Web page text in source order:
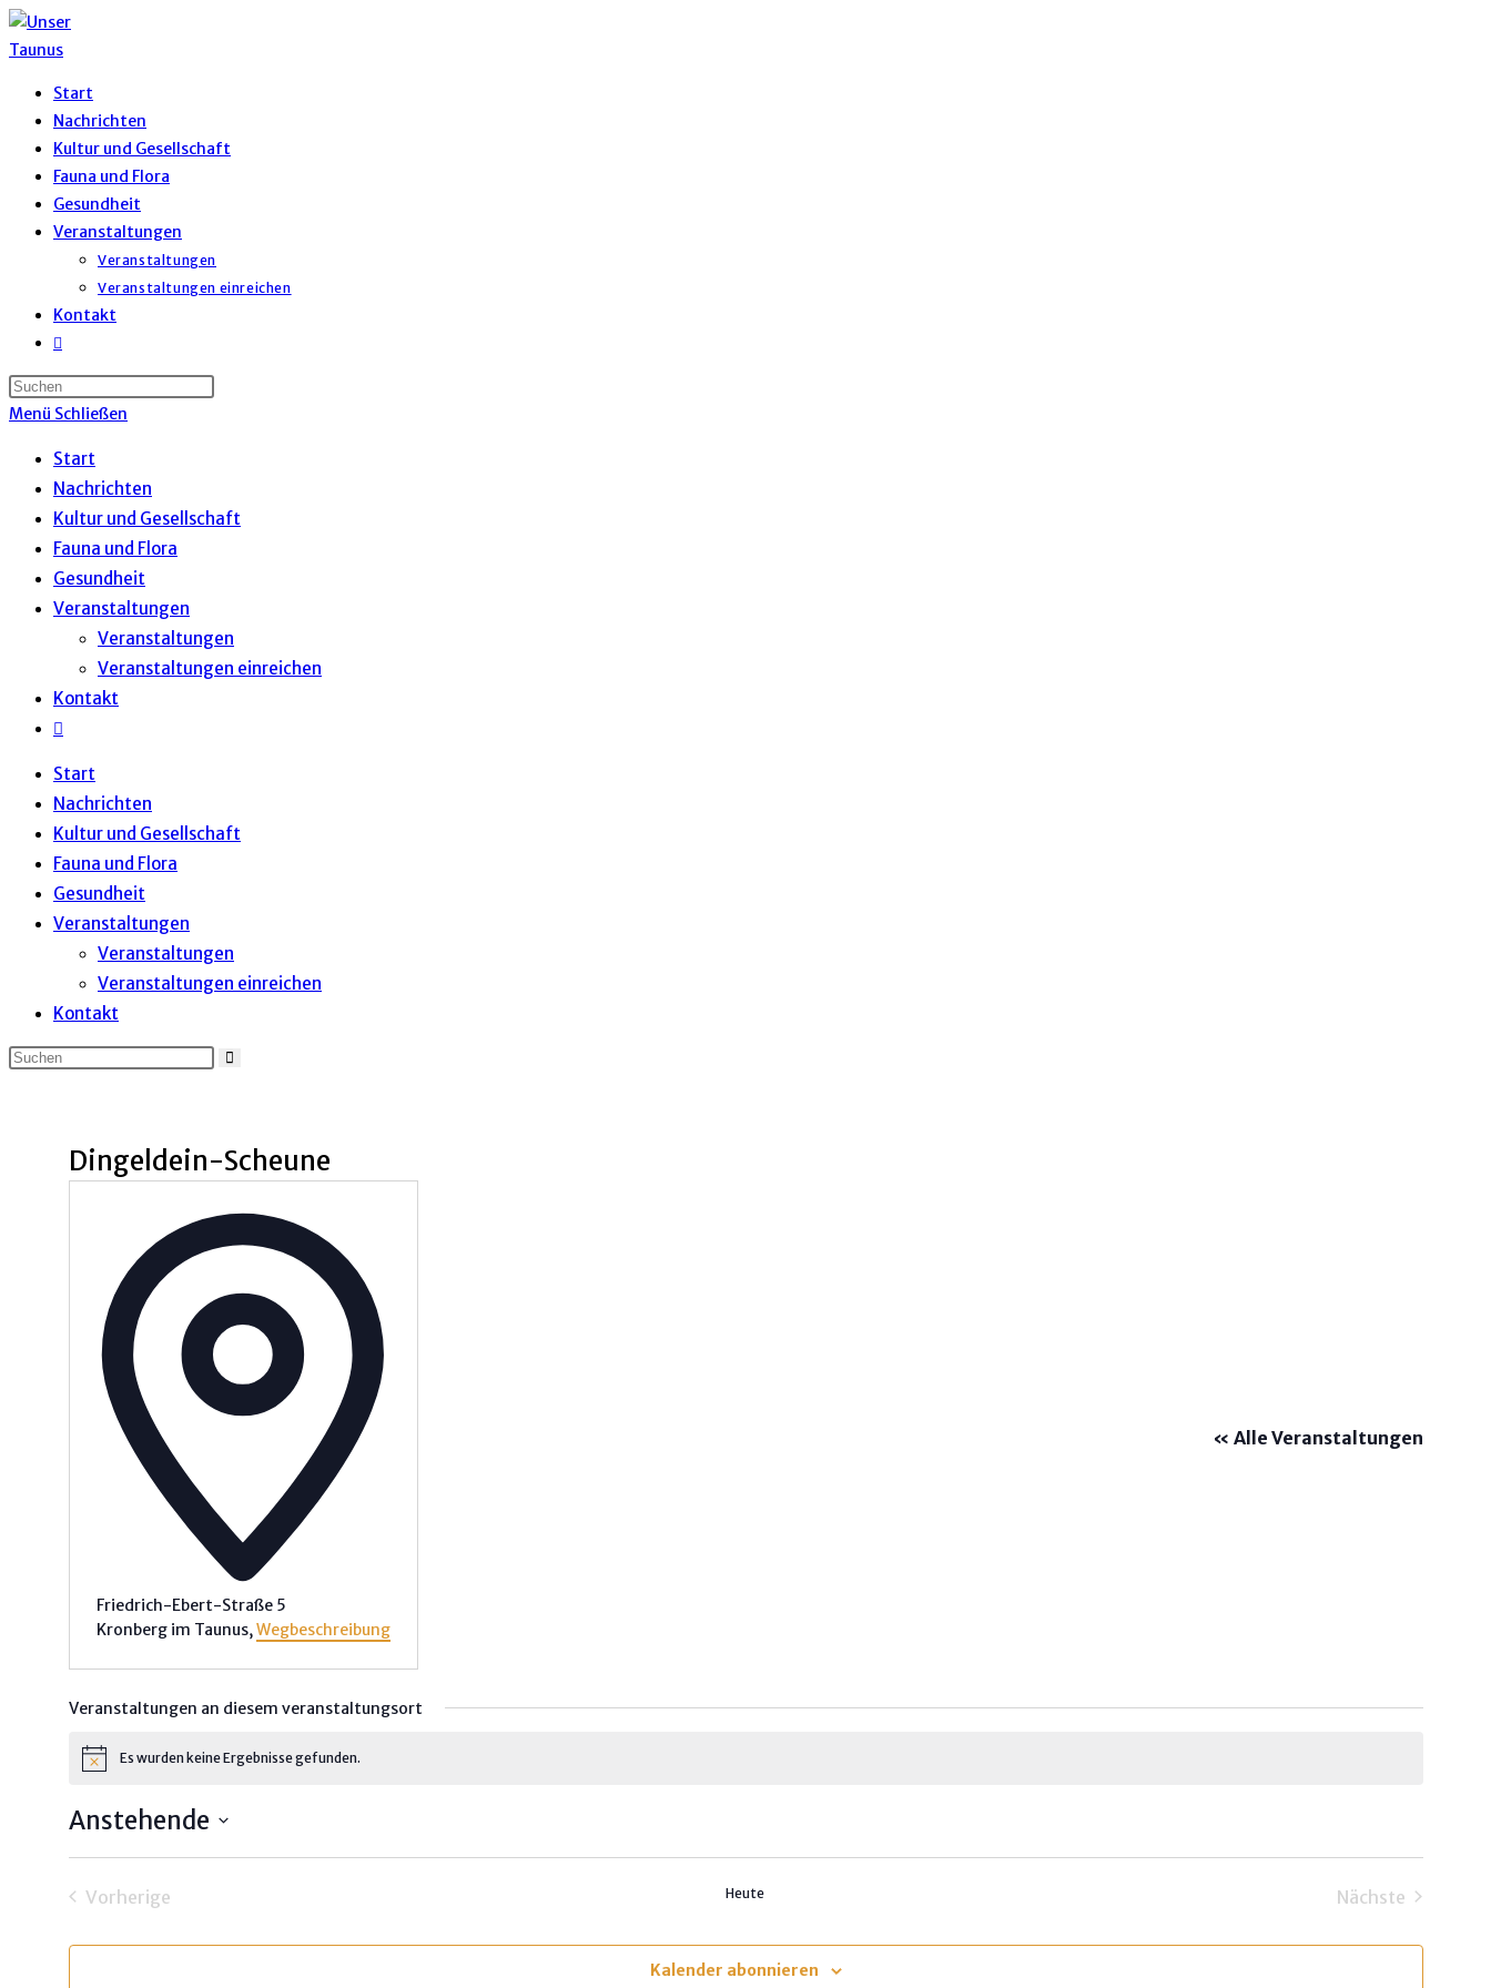
Zum
Inhalt
Start
Nachrichten
Kultur und Gesellschaft
Fauna und Flora
Gesundheit
Veranstaltungen
Veranstaltungen
Veranstaltungen einreichen
Kontakt
Website-
umschalten
Menü Schließen
Start
Nachrichten
Kultur und Gesellschaft
Fauna und Flora
Gesundheit
Veranstaltungen
Veranstaltungen
Veranstaltungen einreichen
Kontakt
Website-
umschalten
Start
Nachrichten
Kultur und Gesellschaft
Fauna und Flora
Gesundheit
Veranstaltungen
Veranstaltungen
Veranstaltungen einreichen
Kontakt
Dingeldein-Scheune
« Alle Veranstaltungen
Friedrich-Ebert-Straße 5
Kronberg im Taunus,Wegbeschreibung
Veranstaltungen an diesem veranstaltungsort
HinweisEs wurden keine Ergebnisse gefunden.
Anstehende
Vorherige
Heute
Nächste
Kalender abonnieren